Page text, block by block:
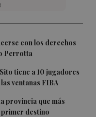
con los derechos
Perrotta
tiene a 10 jugadores
ventanas FIBA
provincia que más
destino